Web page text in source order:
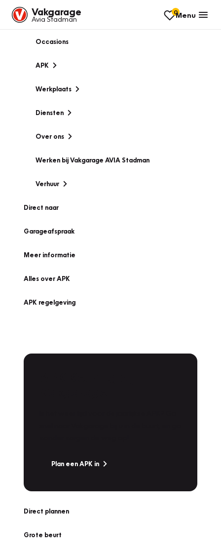
Vakgarage
Avia Stadman
0Menu
Occasions
APK
Werkplaats
Diensten
Over ons
Werken bij Vakgarage AVIA Stadman
Verhuur
Direct naar
Garageafspraak
Meer informatie
Alles over APK
APK regelgeving
Plan een APK in
Direct plannen
Grote beurt